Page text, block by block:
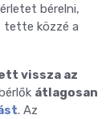
bérelni,
tette közzé a
vissza az
átlagosan
. Az